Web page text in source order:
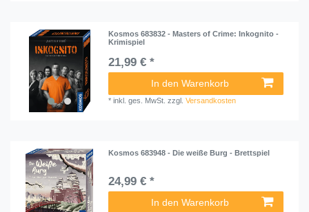
Kosmos 683832 - Masters of Crime: Inkognito -
Krimispiel
21,99 € *
In den Warenkorb
*inkl. ges. MwSt. zzgl.Versandkosten
Kosmos 683948 - Die weiße Burg - Brettspiel
24,99 € *
In den Warenkorb